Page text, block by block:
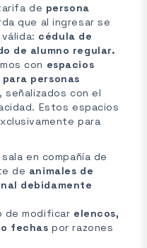
de persona
que al ingresar se
cédula de
de alumno regular.
con espacios
personas
, señalizados con el
Estos espacios
para
en compañía de
de animales de
debidamente
de modificar elencos,
fechas por razones